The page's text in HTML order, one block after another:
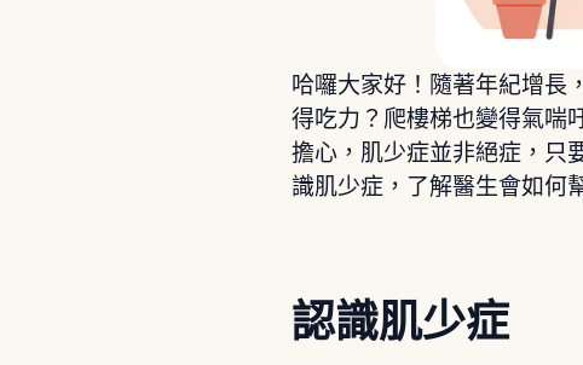
哈囉大家好！隨著年紀增長
得吃力？爬樓梯也變得氣喘
擔心，肌少症並非絕症，只
識肌少症，了解醫生會如何
認識肌少症